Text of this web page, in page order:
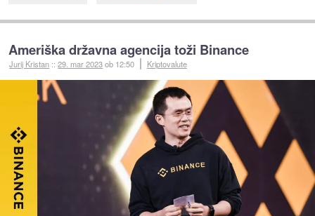
Ameriška državna agencija toži Binance
Jurij Kristan ::29. mar 2023ob 12:50 Kriptovalute